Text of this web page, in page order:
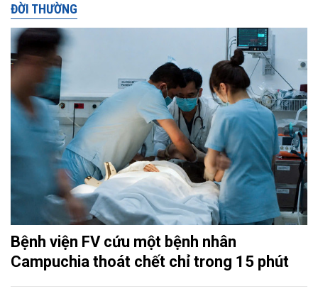
ĐỜI THƯỜNG
Bệnh viện FV cứu một bệnh nhân
Campuchia thoát chết chỉ trong 15 phút